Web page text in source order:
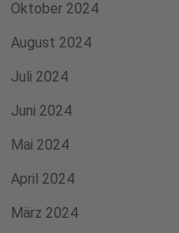
Oktober 2024
August 2024
Juli 2024
Juni 2024
Mai 2024
April 2024
März 2024